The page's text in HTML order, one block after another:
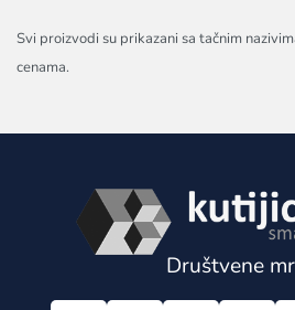
Svi proizvodi su prikazani sa tačnim
cenama.
Društvene